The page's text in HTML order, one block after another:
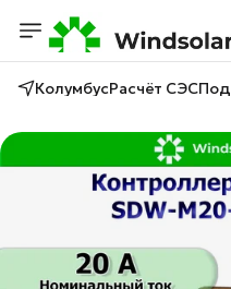
КолумбусРасчёт СЭС